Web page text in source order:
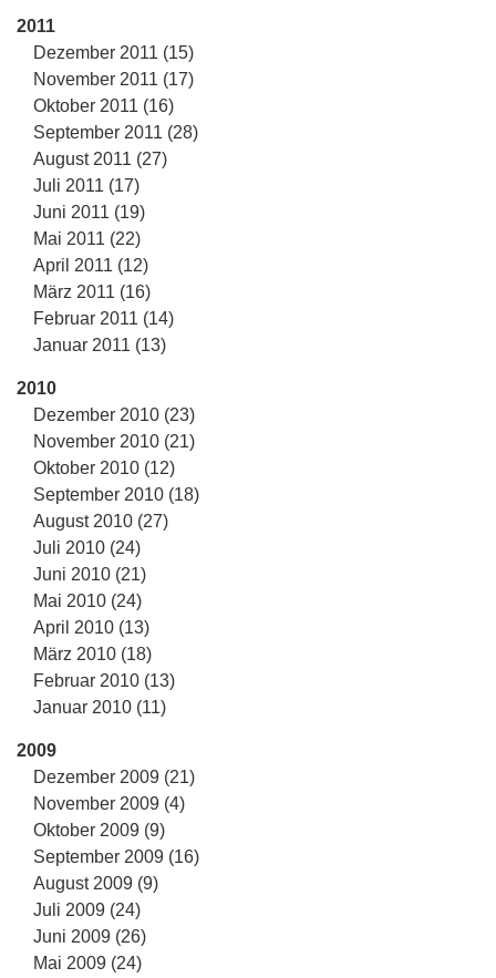
2011
Dezember 2011 (15)
November 2011 (17)
Oktober 2011 (16)
September 2011 (28)
August 2011 (27)
Juli 2011 (17)
Juni 2011 (19)
Mai 2011 (22)
April 2011 (12)
März 2011 (16)
Februar 2011 (14)
Januar 2011 (13)
2010
Dezember 2010 (23)
November 2010 (21)
Oktober 2010 (12)
September 2010 (18)
August 2010 (27)
Juli 2010 (24)
Juni 2010 (21)
Mai 2010 (24)
April 2010 (13)
März 2010 (18)
Februar 2010 (13)
Januar 2010 (11)
2009
Dezember 2009 (21)
November 2009 (4)
Oktober 2009 (9)
September 2009 (16)
August 2009 (9)
Juli 2009 (24)
Juni 2009 (26)
Mai 2009 (24)